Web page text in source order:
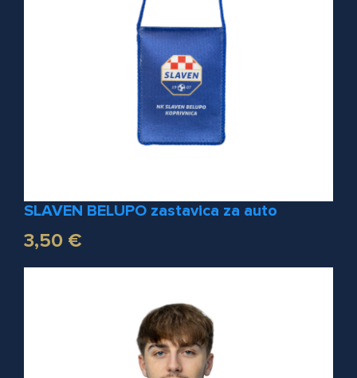
SLAVEN BELUPO zastavica za auto
3,50 €